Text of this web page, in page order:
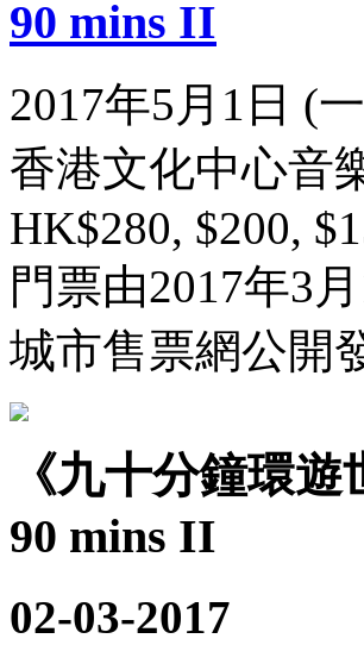
90 mins II
2017年5月1日 (
香港文化中心音
HK$280, $200,
門票由2017年3
城市售票網公開
《九十分鐘環
90 mins II
02-03-2017